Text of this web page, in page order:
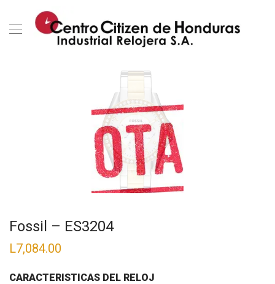
Fossil – ES3204
L7,084.00
CARACTERISTICAS DEL RELOJ